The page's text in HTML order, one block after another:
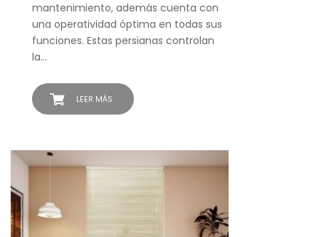
LEER MÁS
mantenimiento, además cuenta con
una operatividad óptima en todas sus
funciones. Estas persianas controlan
la…